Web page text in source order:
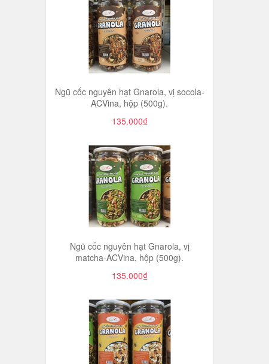
Ngũ cốc nguyên hạt Gnarola, vị socola-
ACVina, hộp (500g).
135.000₫
Ngũ cốc nguyên hạt Gnarola, vị
matcha-ACVina, hộp (500g).
135.000₫